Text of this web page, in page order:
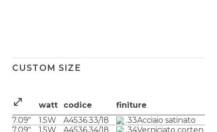
CUSTOM SIZE
watt codice
finiture
7.09″
1.5W A4536.33/18 .33Acciaio satinato
7.09″
1.5W A4536.34/18 .34Verniciato corten